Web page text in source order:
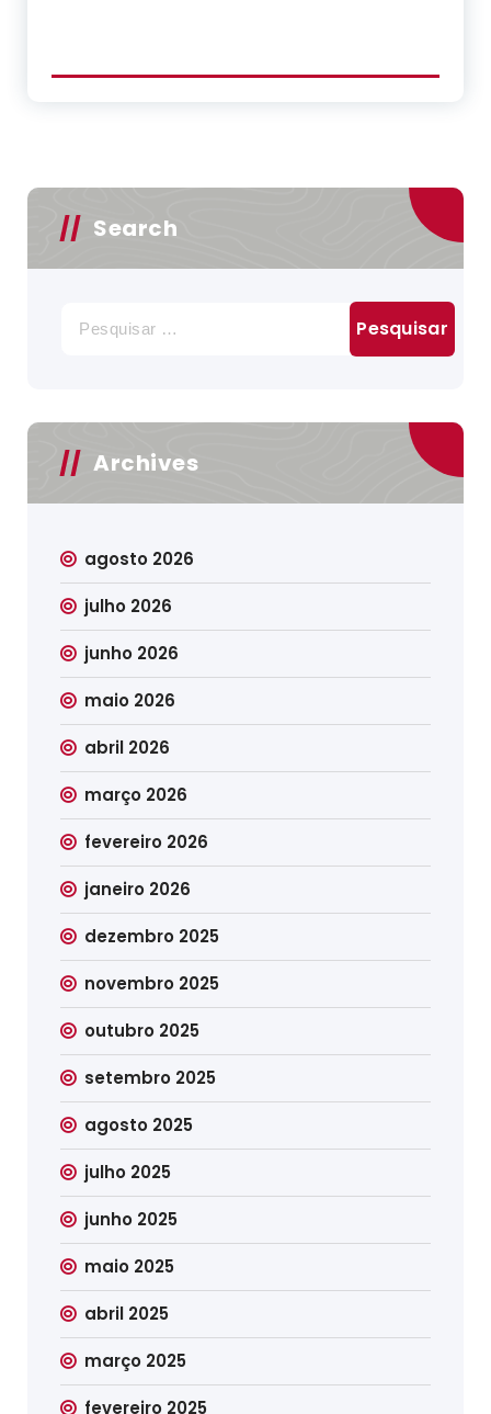
Search
por:
Archives
agosto 2026
julho 2026
junho 2026
maio 2026
abril 2026
março 2026
fevereiro 2026
janeiro 2026
dezembro 2025
novembro 2025
outubro 2025
setembro 2025
agosto 2025
julho 2025
junho 2025
maio 2025
abril 2025
março 2025
fevereiro 2025